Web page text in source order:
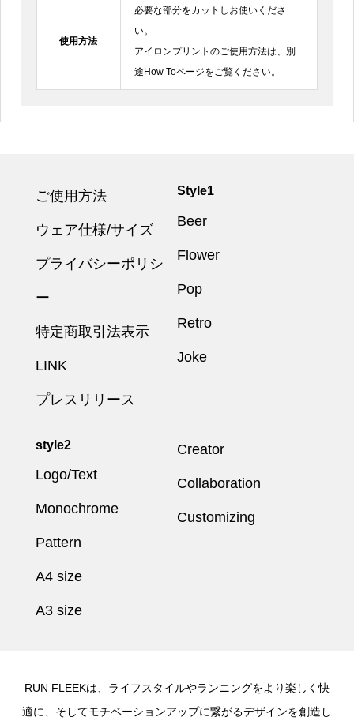
使用方法
必要な部分をカットしお使いくださ
い。
アイロンプリントのご使用方法は、別
途How Toページをご覧ください。
ご使用方法
ウェア仕様/サイズ
プライバシーポリシ
ー
特定商取引法表示
LINK
プレスリリース
Style1
Beer
Flower
Pop
Retro
Joke
style2
Logo/Text
Monochrome
Pattern
A4 size
A3 size
Creator
Collaboration
Customizing
RUN FLEEKは、ライフスタイルやランニングをより楽しく快
適に、そしてモチベーションアップに繋がるデザインを創造し